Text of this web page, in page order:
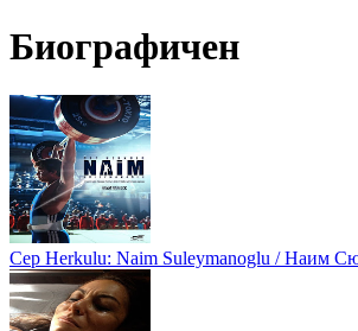
Биографичен
Cep Herkulu: Naim Suleymanoglu / Наим